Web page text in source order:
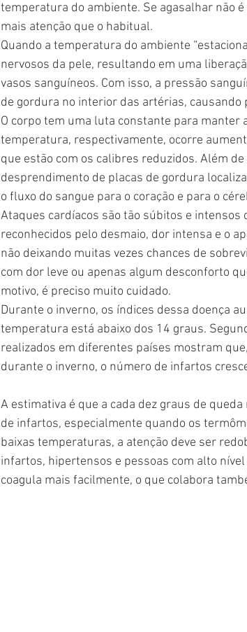
temperatura do ambiente. Se agasalhar não
mais atenção que o habitual.
Quando a temperatura do ambiente
nervosos da pele, resultando em uma
vasos sanguíneos. Com isso, a pressão
de gordura no interior das artérias,
O corpo tem uma luta constante para manter
temperatura, respectivamente, ocorre
que estão com os calibres reduzidos. Além
desprendimento de placas de gordura
o fluxo do sangue para o coração e para o
Ataques cardíacos são tão súbitos e
reconhecidos pelo desmaio, dor intensa e o
não deixando muitas vezes chances de
com dor leve ou apenas algum desconforto
motivo, é preciso muito cuidado.
Durante o inverno, os índices dessa doença
temperatura está abaixo dos 14 graus.
realizados em diferentes países mostram
durante o inverno, o número de infartos
A estimativa é que a cada dez graus de
de infartos, especialmente quando os
baixas temperaturas, a atenção deve ser
infartos, hipertensos e pessoas com alto
coagula mais facilmente, o que colabora